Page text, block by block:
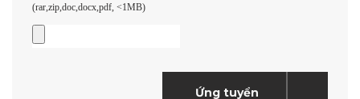
(rar,zip,doc,docx,pdf, <1MB)